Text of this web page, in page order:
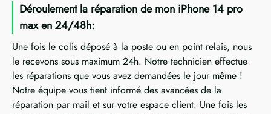
Déroulement la réparation de mon iPhone 14 pro
max en 24/48h:
Une fois le colis déposé à la poste ou en point relais, nous
le recevons sous maximum 24h. Notre technicien effectue
les réparations que vous avez demandées le jour même !
Notre équipe vous tient informé des avancées de la
réparation par mail et sur votre espace client. Une fois les